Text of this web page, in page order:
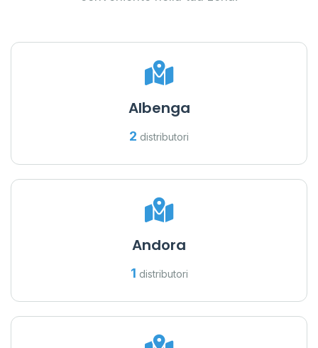
Albenga
2 distributori
Andora
1 distributori